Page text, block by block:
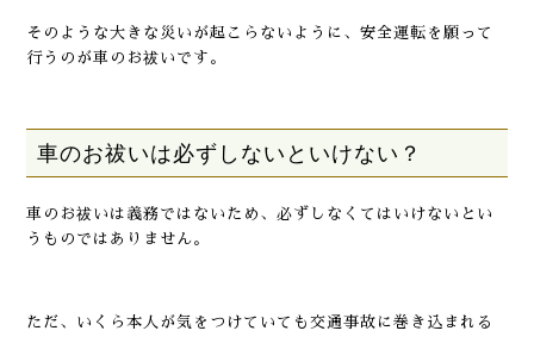
そのような大きな災いが起こらないように、安全運転を願って
行うのが車のお祓いです。
車のお祓いは必ずしないといけない？
車のお祓いは義務ではないため、必ずしなくてはいけないとい
うものではありません。
ただ、いくら本人が気をつけていても交通事故に巻き込まれる